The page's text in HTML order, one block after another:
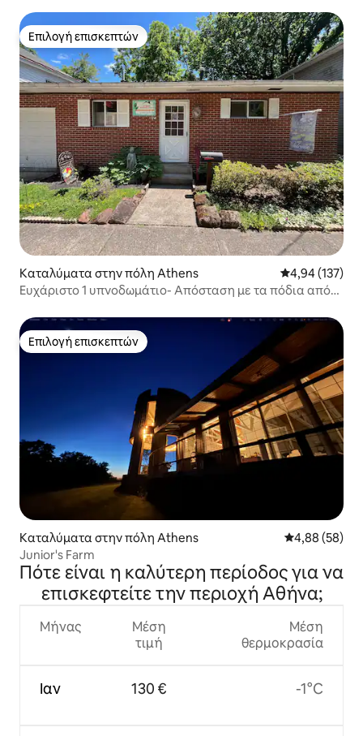
Επιλογή επισκεπτών
Επιλογή επισκεπτών
Καταλύματα στην πόλη Athens Μέση
4,94 (137)
Ευχάριστο 1 υπνοδωμάτιο- Απόσταση με τα πόδια από
Επιλογή επισκεπτών
Επιλογή επισκεπτών
Καταλύματα στην πόλη Athens Μέση
4,88 (58)
Junior's Farm
Πότε είναι η καλύτερη περίοδος για να
επισκεφτείτε την περιοχή Αθήνα;
Μήνας
Ιαν
Μέση
τιμή
130 €
Μέση
θερμοκρασία
-1°C